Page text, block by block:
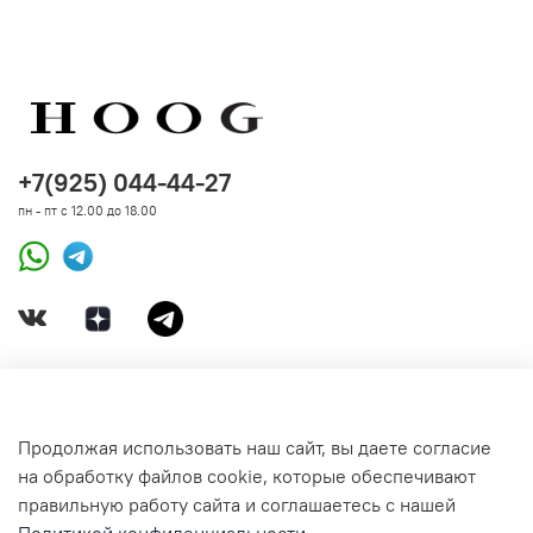
СВЯЗАТЬСЯ С НАМИ
+7(925) 044-44-27
пн - пт с 12.00 до 18.00
Продолжая использовать наш сайт, вы даете согласие
на обработку файлов cookie, которые обеспечивают
правильную работу сайта и соглашаетесь с нашей